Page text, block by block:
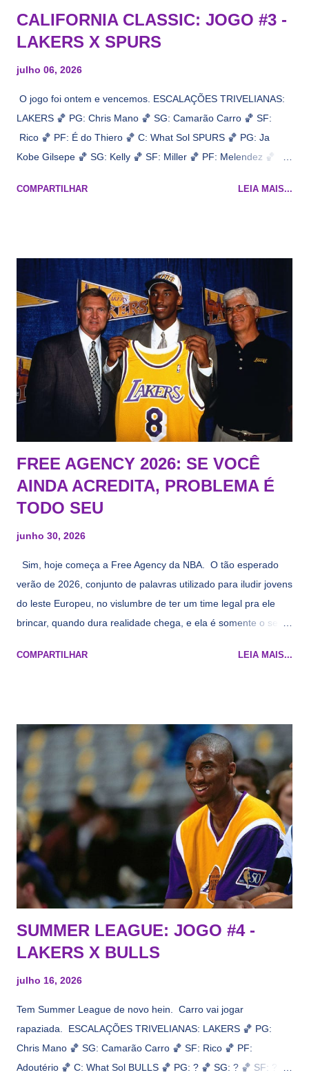
CALIFORNIA CLASSIC: JOGO #3 -
LAKERS X SPURS
julho 06, 2026
O jogo foi ontem e vencemos. ESCALAÇÕES TRIVELIANAS:
LAKERS 🏀 PG: Chris Mano 🏀 SG: Camarão Carro 🏀 SF:
Rico 🏀 PF: É do Thiero 🏀 C: What Sol SPURS 🏀 PG: Ja
Kobe Gilsepe 🏀 SG: Kelly 🏀 SF: Miller 🏀 PF: Melendez 🏀 C:
Na quadra Transmissão: NBA League Pass
COMPARTILHAR LEIA MAIS...
FREE AGENCY 2026: SE VOCÊ
AINDA ACREDITA, PROBLEMA É
TODO SEU
junho 30, 2026
Sim, hoje começa a Free Agency da NBA. O tão esperado
verão de 2026, conjunto de palavras utilizado para iludir jovens
do leste Europeu, no vislumbre de ter um time legal pra ele
brincar, quando dura realidade chega, e ela é somente o seu
cara de decrépito, mas que aparentemente ainda é jovem.
vezes a gente esquece mesmo. Então, como diria o Marcelo
Tas no Telecurso 2000 , É HORA DA REVISÃO! Ah, e quase
todos esses nomes foram linkados ao Lakers. Se de fato há o
interesse, não importa, o nosso compromisso é sempre com a
informação, a veracidade vem depois. E do Lakers hein? Até
agora nada de Ruim Hachaomuro (dizem que Nets tem
interesse) e LeBrão James - esse sendo assediado pelo
Draymond Green enquanto chora pro Cavs contrat...
COMPARTILHAR LEIA MAIS...
SUMMER LEAGUE: JOGO #4 -
LAKERS X BULLS
julho 16, 2026
Tem Summer League de novo hein. Carro vai jogar
rapaziada. ESCALAÇÕES TRIVELIANAS: LAKERS 🏀 PG:
Chris Mano 🏀 SG: Camarão Carro 🏀 SF: Rico 🏀 PF:
Adoutério 🏀 C: What Sol BULLS 🏀 PG: ? 🏀 SG: ? 🏀 SF: ? 🏀